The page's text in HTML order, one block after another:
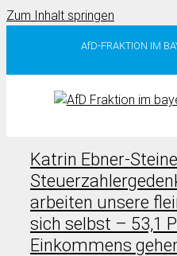
Zum Inhalt springen
AfD-FRAKTION IM
Katrin Ebner-
arbeiten unsere
sich selbst – 53,1
Einkommens